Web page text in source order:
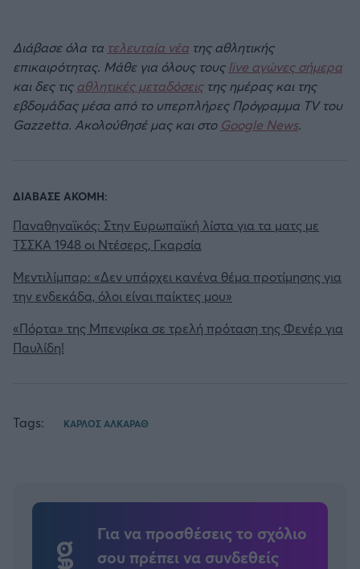
Διάβασε όλα τα τελευταία νέα της αθλητικής
επικαιρότητας. Μάθε για όλους τους live αγώνες σήμερα
και δες τιςαθλητικές μεταδόσειςτης ημέρας και της
εβδομάδας μέσα από το υπερπλήρες Πρόγραμμα TV του
Gazzetta. Ακολούθησέ μας και στο Google News.
ΔΙΑΒΑΣΕ ΑΚΟΜΗ:
Παναθηναϊκός: Στην Ευρωπαϊκή λίστα για τα ματς με
ΤΣΣΚΑ 1948 οι Ντέσερς, Γκαρσία
Μεντιλίμπαρ: «Δεν υπάρχει κανένα θέμα προτίμησης για
την ενδεκάδα, όλοι είναι παίκτες μου»
«Πόρτα» της Μπενφίκα σε τρελή πρόταση της Φενέρ για
Παυλίδη!
Tags: ΚΑΡΛΟΣ ΑΛΚΑΡΑΘ
Για να προσθέσεις το σχόλιο
σου πρέπει να συνδεθείς